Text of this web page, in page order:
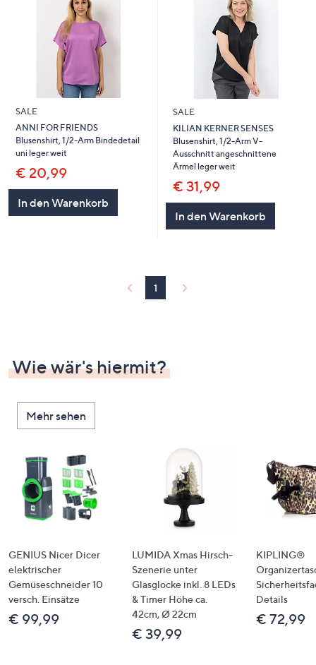
SALE
ANNI FOR FRIENDS
Blusenshirt, 1/2-Arm Bindedetail
uni leger weit
€ 20,99
In den Warenkorb
SALE
KILIAN KERNER SENSES
Blusenshirt, 1/2-Arm V-
Ausschnitt angeschnittene
Ärmel leger weit
€ 31,99
In den Warenkorb
1
Wie wär's hiermit?
Mehr sehen
GENIUS Nicer Dicer
elektrischer
Gemüseschneider 10
versch. Einsätze
€ 99,99
LUMIDA Xmas Hirsch-
Szenerie unter
Glasglocke inkl. 8 LEDs
& Timer Höhe ca.
42cm, Ø 22cm
€ 39,99
KIPLING®
Details
€ 72,99